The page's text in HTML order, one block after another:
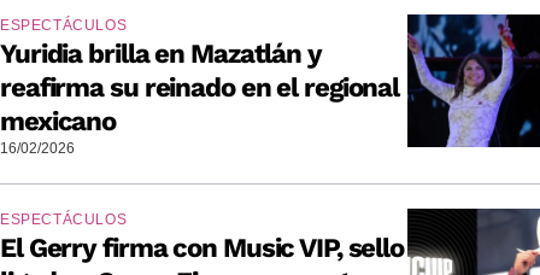
ESPECTÁCULOS
Yuridia brilla en Mazatlán y
reafirma su reinado en el regional
mexicano
16/02/2026
ESPECTÁCULOS
El Gerry firma con Music VIP, sello